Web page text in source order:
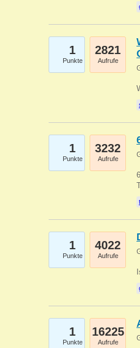
1
Punkte
2821
Aufrufe
1
Punkte
3232
Aufrufe
1
Punkte
4022
Aufrufe
1
Punkte
16225
Aufrufe